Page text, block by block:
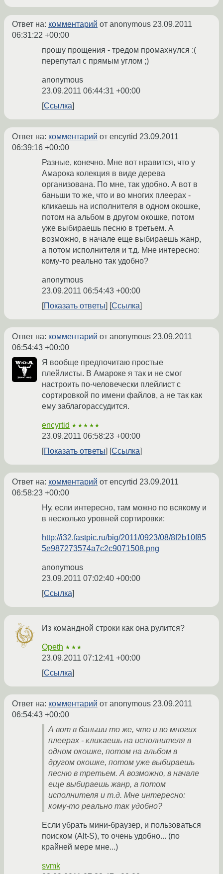
Ответ на: комментарий от anonymous 23.09.2011
06:31:22 +00:00
прошу прощения - тредом промахнулся :(
перепутал с прямым углом ;)
anonymous
23.09.2011 06:44:31 +00:00
Ссылка
Ответ на: комментарий от encyrtid 23.09.2011
06:39:16 +00:00
Разные, конечно. Мне вот нравится, что у
Амарока колекция в виде дерева
организована. По мне, так удобно. А вот в
баньши то же, что и во многих плеерах -
кликаешь на исполнителя в одном окошке,
потом на альбом в другом окошке, потом
уже выбираешь песню в третьем. А
возможно, в начале еще выбираешь жанр,
а потом исполнителя и т.д. Мне интересно:
кому-то реально так удобно?
anonymous
23.09.2011 06:54:43 +00:00
Показать ответы
Ссылка
Ответ на: комментарий от anonymous 23.09.2011
06:54:43 +00:00
Я вообще предпочитаю простые
плейлисты. В Амароке я так и не смог
настроить по-человечески плейлист с
сортировкой по имени файлов, а не так как
ему заблагорассудится.
encyrtid ★★★★★
23.09.2011 06:58:23 +00:00
Показать ответы
Ссылка
Ответ на: комментарий от encyrtid 23.09.2011
06:58:23 +00:00
Ну, если интересно, там можно по всякому и
в несколько уровней сортировки:
http://i32.fastpic.ru/big/2011/0923/08/8f2b10f85
5e987273574a7c2c9071508.png
anonymous
23.09.2011 07:02:40 +00:00
Ссылка
Из командной строки как она рулится?
Opeth ★★★
23.09.2011 07:12:41 +00:00
Ссылка
Ответ на: комментарий от anonymous 23.09.2011
06:54:43 +00:00
А вот в баньши то же, что и во многих
плеерах - кликаешь на исполнителя в
одном окошке, потом на альбом в
другом окошке, потом уже выбираешь
песню в третьем. А возможно, в начале
еще выбираешь жанр, а потом
исполнителя и т.д. Мне интересно:
кому-то реально так удобно?
Если убрать мини-браузер, и пользоваться
поиском (Alt-S), то очень удобно... (по
крайней мере мне...)
svmk